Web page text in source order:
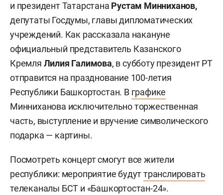
и президент Татарстана Рустам Минниханов,
депутаты Госдумы, главы дипломатических
учреждений. Как рассказала накануне
официальный представитель Казанского
Кремля Лилия Галимова, в субботу президент РТ
отправится на празднование 100-летия
Республики Башкортостан. В графике
Минниханова исключительно торжественная
часть, выступление и вручение символического
подарка — картины.
Посмотреть концерт смогут все жители
республики: мероприятие будуттранслировать
телеканалы БСТ и «Башкортостан-24».